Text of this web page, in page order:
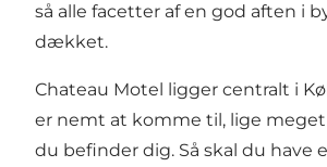
så alle facetter af en god aften i
dækket.
Chateau Motel ligger centralt i
er nemt at komme til, lige
du befinder dig. Så skal du have